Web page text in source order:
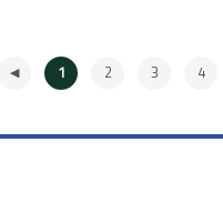
1 2 3 4